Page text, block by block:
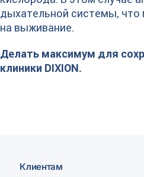
дыхательной системы,
на выживание.
Делать максимум для
клиники DIXION.
Клиентам